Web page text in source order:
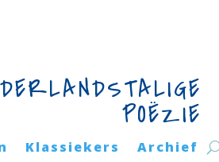
POËZIE
Klassiekers Archief